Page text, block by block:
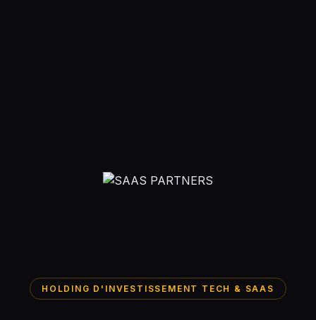
HOLDING D'INVESTISSEMENT TECH & SAAS